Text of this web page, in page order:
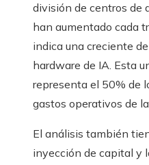
división de centros de
han aumentado cada
indica una creciente
hardware de IA. Esta
representa el 50% de
gastos operativos de
El análisis también
inyección de capital y